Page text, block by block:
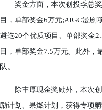
奖金方面，本次创投季总奖
目，单部奖金6万元;AIGC漫剧
遴选20个优质项目、单部奖金
目，单部奖金7.5万元。此外，
队。
除丰厚现金奖励外，本次创
励计划、果燃计划，获得专项